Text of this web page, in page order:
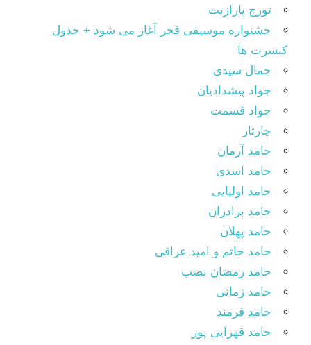
تورج پارازیت
جشنواره موسیقی فجر آغاز می شود + جدول
کنسرت ها
جمال سیدی
جواد پیشدادیان
جواد قسمت
چارتار
حامد آرمان
حامد اسدی
حامد اولیایی
حامد برادران
حامد پهلان
حامد حاتم و امید عراقی
حامد رمضان نصب
حامد زمانی
حامد فرمند
حامد قهرایی پور